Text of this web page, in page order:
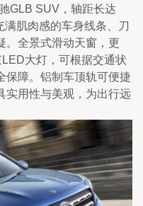
GLB SUV，轴距长达
肌肉感的车身线条、刀
。全景式滑动天窗，更
大灯，可根据交通状
保障。铝制车顶轨可便捷
实用性与美观，为出行远